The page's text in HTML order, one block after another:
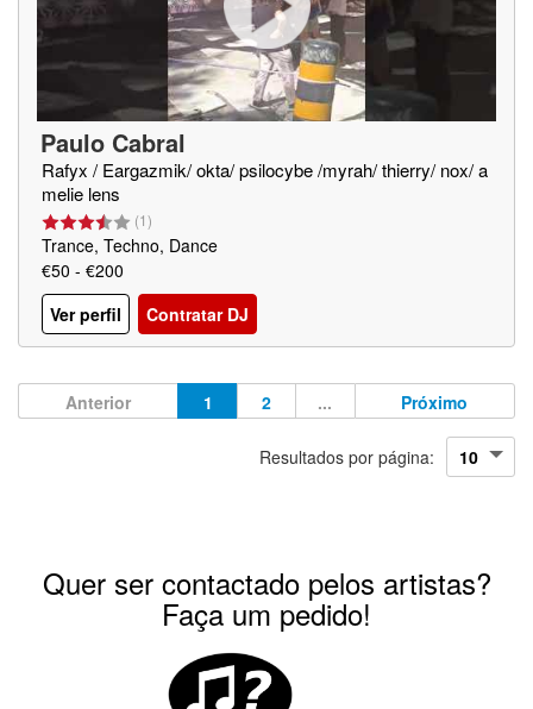
Paulo Cabral
Rafyx / Eargazmik/ okta/ psilocybe /myrah/ thierry/ nox/ a
melie lens
(1)
Trance, Techno, Dance
€50 - €200
Ver perfil
Contratar DJ
Anterior 1 2 ... Próximo
Resultados por página:
Quer ser contactado pelos artistas?
Faça um pedido!